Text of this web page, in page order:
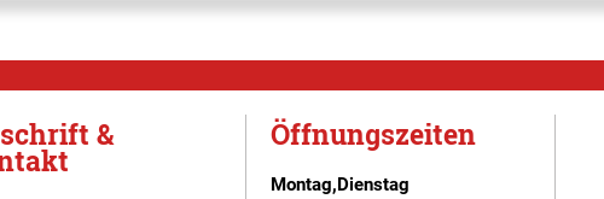
& Öffnungszeiten
Montag,Dienstag